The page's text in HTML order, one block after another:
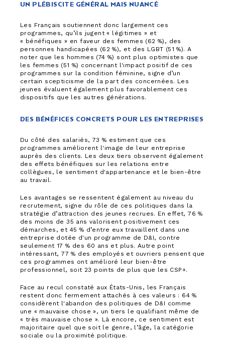
UN PLÉBISCITE GÉNÉRAL MAIS NUANCÉ
Les Français soutiennent donc largement ces
programmes, qu’ils jugent « légitimes » et
« bénéfiques » en faveur des femmes (62 %), des
personnes handicapées (62 %), et des LGBT (51 %). A
noter que les hommes (74 %) sont plus optimistes que
les femmes (51 %) concernant l'impact positif de ces
programmes sur la condition féminine, signe d’un
certain scepticisme de la part des concernées. Les
jeunes évaluent également plus favorablement ces
dispositifs que les autres générations.
DES BÉNÉFICES CONCRETS POUR LES ENTREPRISES
Du côté des salariés, 73 % estiment que ces
programmes améliorent l'image de leur entreprise
auprès des clients. Les deux tiers observent également
des effets bénéfiques sur les relations entre
collègues, le sentiment d'appartenance et le bien-être
au travail.
Les avantages se ressentent également au niveau du
recrutement, signe du rôle de ces politiques dans la
stratégie d’attraction des jeunes recrues. En effet, 76 %
des moins de 35 ans valorisent positivement ces
démarches, et 45 % d’entre eux travaillent dans une
entreprise dotée d'un programme de D&I, contre
seulement 17 % des 60 ans et plus. Autre point
intéressant, 77 % des employés et ouvriers pensent que
ces programmes ont amélioré leur bien-être
professionnel, soit 23 points de plus que les CSP+.
Face au recul constaté aux États-Unis, les Français
restent donc fermement attachés à ces valeurs : 64 %
considèrent l'abandon des politiques de D&I comme
une « mauvaise chose », un tiers le qualifiant même de
« très mauvaise chose ». Là encore, ce sentiment est
majoritaire quel que soit le genre, l’âge, la catégorie
sociale ou la proximité politique.